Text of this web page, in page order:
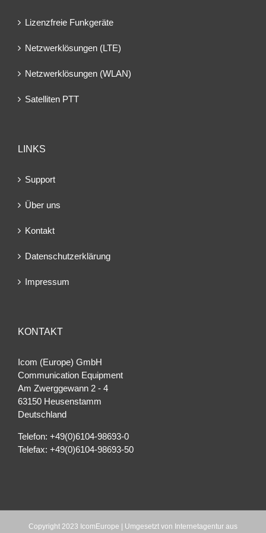
Lizenzfreie Funkgeräte
Netzwerklösungen (LTE)
Netzwerklösungen (WLAN)
Satelliten PTT
LINKS
Support
Über uns
Kontakt
Datenschutzerklärung
Impressum
KONTAKT
Icom (Europe) GmbH
Communication Equipment
Am Zwerggewann 2 ‐ 4
63150 Heusenstamm
Deutschland
Telefon: +49(0)6104-98693-0
Telefax: +49(0)6104-98693-50
Copyright 2023 IcomEurope | Umgesetzt von Internetagentur aus